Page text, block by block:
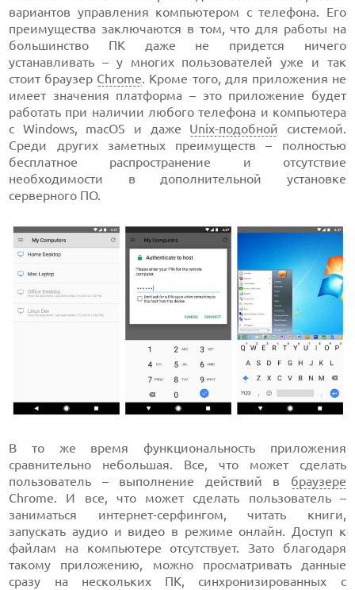
вариантов управления компьютером с телефона. Его
преимущества заключаются в том, что для работы на
большинство ПК даже не придется ничего
устанавливать – у многих пользователей уже и так
стоит браузер Chrome. Кроме того, для приложения не
имеет значения платформа – это приложение будет
работать при наличии любого телефона и компьютера
с Windows, macOS и даже Unix-подобной системой.
Среди других заметных преимуществ – полностью
бесплатное распространение и отсутствие
необходимости в дополнительной установке
серверного ПО.
В то же время функциональность приложения
сравнительно небольшая. Все, что может сделать
пользователь – выполнение действий в браузере
Chrome. И все, что может сделать пользователь –
заниматься интернет-серфингом, читать книги,
запускать аудио и видео в режиме онлайн. Доступ к
файлам на компьютере отсутствует. Зато благодаря
такому приложению, можно просматривать данные
сразу на нескольких ПК, синхронизированных с